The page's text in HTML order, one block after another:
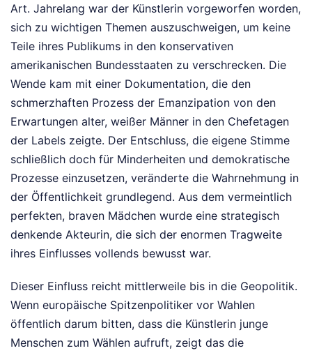
Art. Jahrelang war der Künstlerin vorgeworfen worden,
sich zu wichtigen Themen auszuschweigen, um keine
Teile ihres Publikums in den konservativen
amerikanischen Bundesstaaten zu verschrecken. Die
Wende kam mit einer Dokumentation, die den
schmerzhaften Prozess der Emanzipation von den
Erwartungen alter, weißer Männer in den Chefetagen
der Labels zeigte. Der Entschluss, die eigene Stimme
schließlich doch für Minderheiten und demokratische
Prozesse einzusetzen, veränderte die Wahrnehmung in
der Öffentlichkeit grundlegend. Aus dem vermeintlich
perfekten, braven Mädchen wurde eine strategisch
denkende Akteurin, die sich der enormen Tragweite
ihres Einflusses vollends bewusst war.
Dieser Einfluss reicht mittlerweile bis in die Geopolitik.
Wenn europäische Spitzenpolitiker vor Wahlen
öffentlich darum bitten, dass die Künstlerin junge
Menschen zum Wählen aufruft, zeigt das die